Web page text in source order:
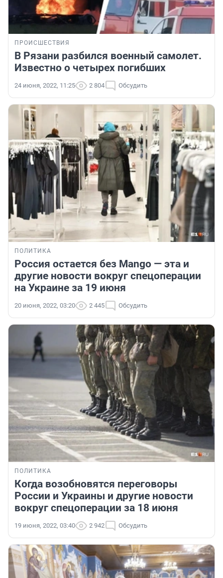
ПРОИСШЕСТВИЯ
В Рязани разбился военный самолет.
Известно о четырех погибших
24 июня, 2022, 11:25 2 804 Обсудить
ПОЛИТИКА
Россия остается без Mango — эта и
другие новости вокруг спецоперации
на Украине за 19 июня
20 июня, 2022, 03:20 2 445 Обсудить
ПОЛИТИКА
Когда возобновятся переговоры
России и Украины и другие новости
вокруг спецоперации за 18 июня
19 июня, 2022, 03:40 2 942 Обсудить